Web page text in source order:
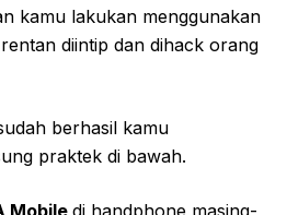
kamu lakukan menggunakan
diintip dan dihack orang
berhasil kamu
praktek di bawah.
Mobile di handphone masing-